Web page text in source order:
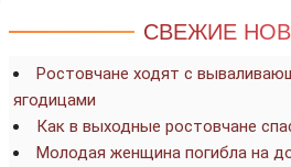
СВЕЖИЕ
Ростовчане ходят с
ягодицами
Как в выходные ростовчане
Молодая женщина погибла на